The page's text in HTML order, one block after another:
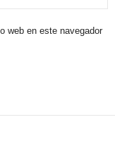
web en este navegador